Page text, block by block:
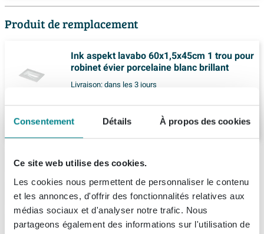
Consentement Détails À propos des cookies
Ce site web utilise des cookies.
Les cookies nous permettent de personnaliser le contenu
et les annonces, d'offrir des fonctionnalités relatives aux
médias sociaux et d'analyser notre trafic. Nous
partageons également des informations sur l'utilisation de
Produit de remplacement
Ink aspekt lavabo 60x1,5x45cm 1 trou pour
robinet évier porcelaine blanc brillant
Livraison:dans les 3 jours
402,
Description
INK Dock lavabo - 60x40x6cm - 1 lavabo - 1
trou de robinet - polystone blanc mat
Le lavabo INK Dock est un ajout magnifique à toute
Spécifications
Numéro d'article SW352255
Fiches techniques